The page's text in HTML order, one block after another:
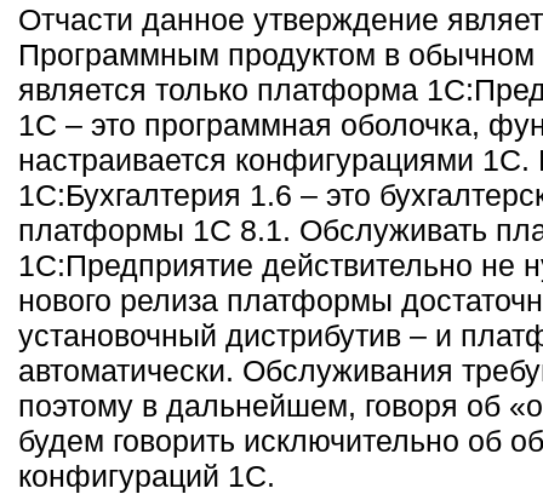
Отчасти данное утверждение
Программным продуктом в обычном
является только платформа
1С – это программная оболочка,
настраивается конфигурациями 1С.
1С:Бухгалтерия 1.6 – это
платформы 1С 8.1. Обслуживать
1С:Предприятие действительно не
нового релиза платформы
установочный дистрибутив – и
автоматически. Обслуживания
поэтому в дальнейшем, говоря об
будем говорить исключительно об
конфигураций 1С.